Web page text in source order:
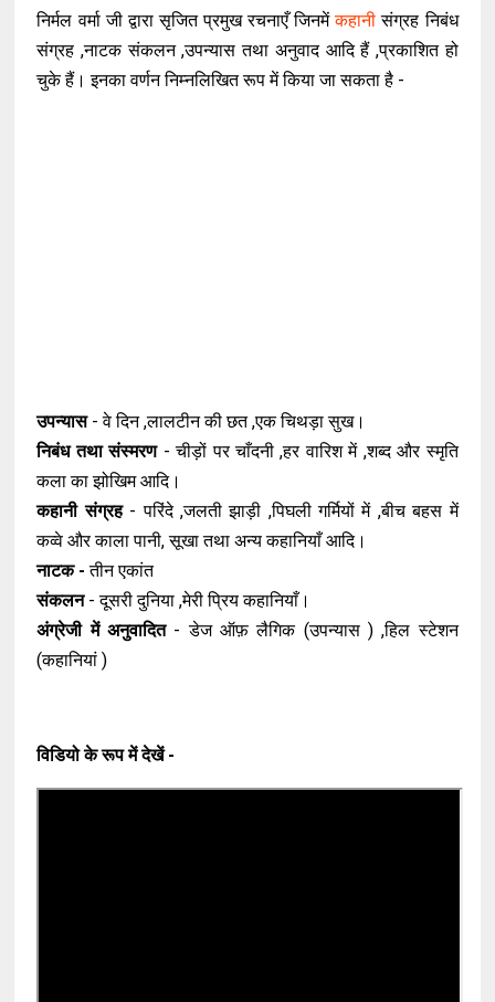
निर्मल वर्मा जी द्वारा सृजित प्रमुख रचनाएँ जिनमेंकहानी संग्रह निबंध
संग्रह ,नाटक संकलन ,उपन्यास तथा अनुवाद आदि हैं ,प्रकाशित हो
चुके हैं। इनका वर्णन निम्नलिखित रूप में किया जा सकता है -
उपन्यास - वे दिन ,लालटीन की छत ,एक चिथड़ा सुख।
निबंध तथा संस्मरण- चीड़ों पर चाँदनी ,हर वारिश में ,शब्द और स्मृति
कला का झोखिम आदि।
कहानी संग्रह- परिंदे ,जलती झाड़ी ,पिघली गर्मियों में ,बीच बहस में
कव्वे और काला पानी, सूखा तथा अन्य कहानियाँ आदि।
नाटक - तीन एकांत
संकलन - दूसरी दुनिया ,मेरी प्रिय कहानियाँ।
अंग्रेजी में अनुवादित- डेज ऑफ़ लैगिक (उपन्यास ) ,हिल स्टेशन
(कहानियां )
विडियो के रूप में देखें -